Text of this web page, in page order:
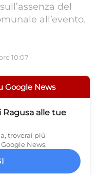
del
all’evento.
10:07 -
Google News
alle tue
troverai più
News.